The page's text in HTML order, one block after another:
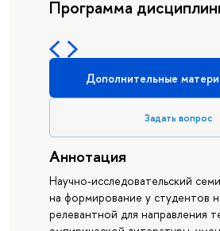
Программа
Дополнительные
Задать вопрос
Аннотация
Научно-исследовательский
на формирование у студентов
релевантной для направления